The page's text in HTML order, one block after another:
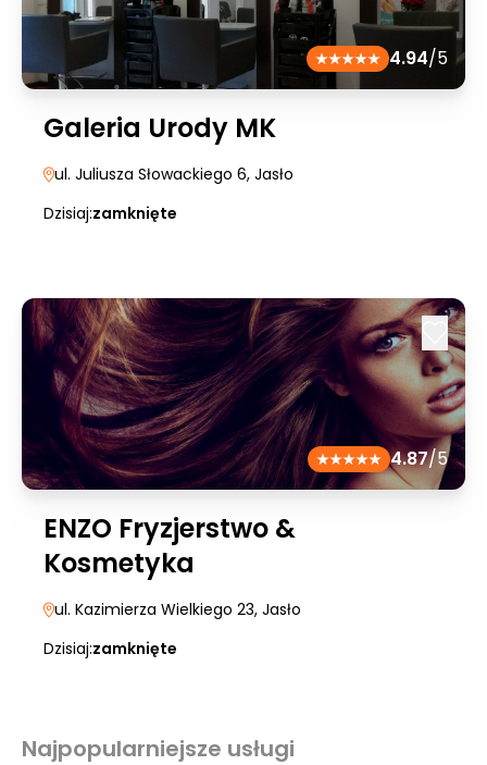
4.94/5
Galeria Urody MK
ul. Juliusza Słowackiego 6, Jasło
Dzisiaj:zamknięte
4.87/5
ENZO Fryzjerstwo &
Kosmetyka
ul. Kazimierza Wielkiego 23, Jasło
Dzisiaj:zamknięte
Najpopularniejsze usługi